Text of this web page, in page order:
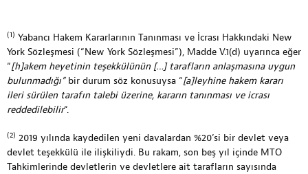
(1) Yabancı Hakem Kararlarının Tanınması ve İcrası Hakkındaki New
York Sözleşmesi (“New York Sözleşmesi”), Madde V.1(d) uyarınca eğer
“[h]akem heyetinin teşekkülünün […] tarafların anlaşmasına uygun
bulunmadığı” bir durum söz konusuysa “[a]leyhine hakem kararı
ileri sürülen tarafın talebi üzerine, kararın tanınması ve icrası
reddedilebilir“.
(2) 2019 yılında kaydedilen yeni davalardan %20’si bir devlet veya
devlet teşekkülü ile ilişkiliydi. Bu rakam, son beş yıl içinde MTO
Tahkimlerinde devletlerin ve devletlere ait tarafların sayısında